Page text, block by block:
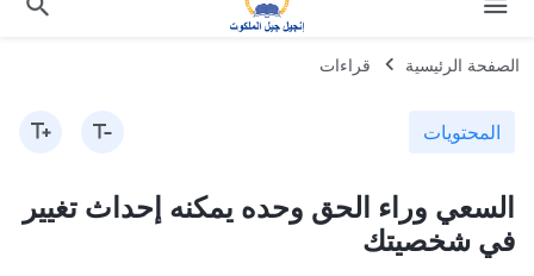
الصفحة الرئيسية قراءات
المحتويات
السعي وراء الحق وحده يمكنه إحداث تغيير
في شخصيتك